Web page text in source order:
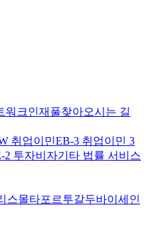
워크인재풀찾아오시는 길
취업이민EB-3 취업이민 3
2 투자비자기타 법률 서비스
스몰타포르투갈두바이 세인